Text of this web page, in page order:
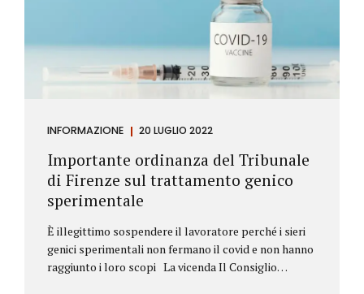
INFORMAZIONE 20 LUGLIO 2022
Importante ordinanza del Tribunale
di Firenze sul trattamento genico
sperimentale
È illegittimo sospendere il lavoratore perché i sieri
genici sperimentali non fermano il covid e non hanno
raggiunto i loro scopi La vicenda Il Consiglio